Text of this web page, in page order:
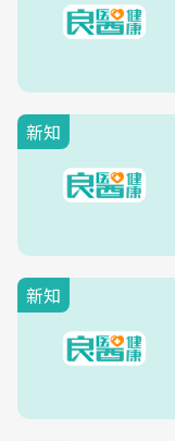
新知
新知